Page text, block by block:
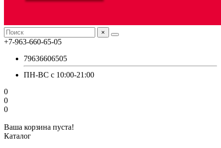
×
+7-963-660-65-05
79636606505
ПН-ВС с 10:00-21:00
0
0
0
Ваша корзина пуста!
Каталог